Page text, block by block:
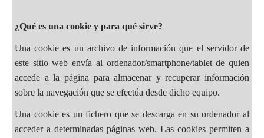
¿Qué es una cookie y para qué sirve?
Una cookie es un archivo de información que el servidor de
este sitio web envía al ordenador/smartphone/tablet de quien
accede a la página para almacenar y recuperar información
sobre la navegación que se efectúa desde dicho equipo.
Una cookie es un fichero que se descarga en su ordenador al
acceder a determinadas páginas web. Las cookies permiten a